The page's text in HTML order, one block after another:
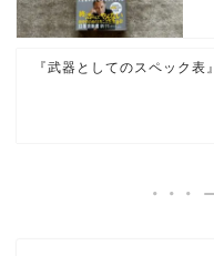
『武器としてのスペック表』